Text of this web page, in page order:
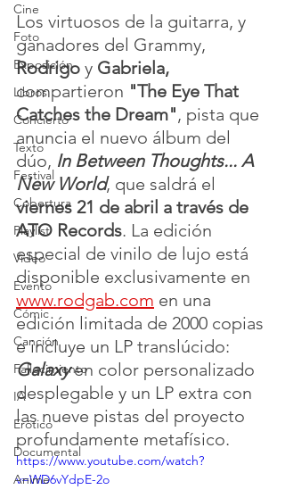
Cine
Foto
Exposición
Libros
Concierto
Texto
Festival
Cobertura
Playlist
Video
Evento
Cómic
Canción
Fallecimiento
IA
Erótico
Documental
Anime
Los virtuosos de la guitarra, y
ganadores del Grammy,
Rodrigo y Gabriela,
compartieron "The Eye That
Catches the Dream", pista que
anuncia el nuevo álbum del
dúo, In Between Thoughts... A
New World, que saldrá el
viernes 21 de abril a través de
ATO Records. La edición
especial de vinilo de lujo está
disponible exclusivamente en
www.rodgab.com en una
edición limitada de 2000 copias
e incluye un LP translúcido:
Galaxy en color personalizado
desplegable y un LP extra con
las nueve pistas del proyecto
profundamente metafísico.
https://www.youtube.com/watch?
v=WD6vYdpE-2o